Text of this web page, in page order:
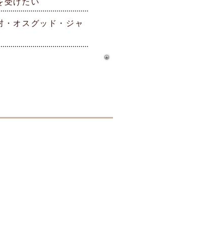
受けたい
オスグッド・ジャ